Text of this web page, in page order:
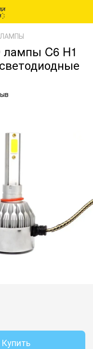
ЛАМПЫ
C6 H1
Купить